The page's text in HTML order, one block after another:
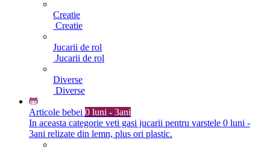
Creatie
Creatie
Jucarii de rol
Jucarii de rol
Diverse
Diverse
Articole bebei 0 luni - 3ani
In aceasta categorie veti gasi jucarii pentru varstele 0 luni -
3ani relizate din lemn, plus ori plastic.